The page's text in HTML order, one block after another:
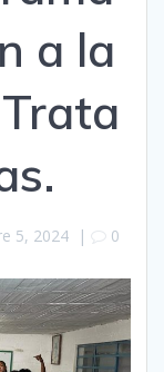
a la
5, 2024 | 0